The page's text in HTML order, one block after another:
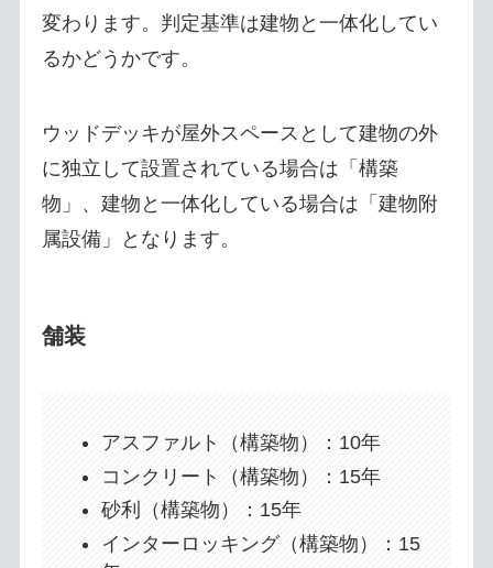
変わります。判定基準は建物と一体化してい
るかどうかです。
ウッドデッキが屋外スペースとして建物の外
に独立して設置されている場合は「構築
物」、建物と一体化している場合は「建物附
属設備」となります。
舗装
アスファルト（構築物）：10年
コンクリート（構築物）：15年
砂利（構築物）：15年
インターロッキング（構築物）：15